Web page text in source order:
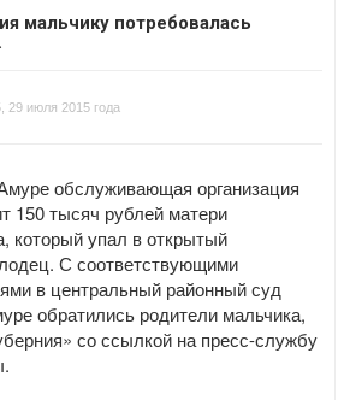
мальчику потребовалась
29 июля 2015 года
обслуживающая организация
150 тысяч рублей матери
который упал в открытый
С соответствующими
в центральный районный суд
обратились родители мальчика,
со ссылкой на пресс-службу